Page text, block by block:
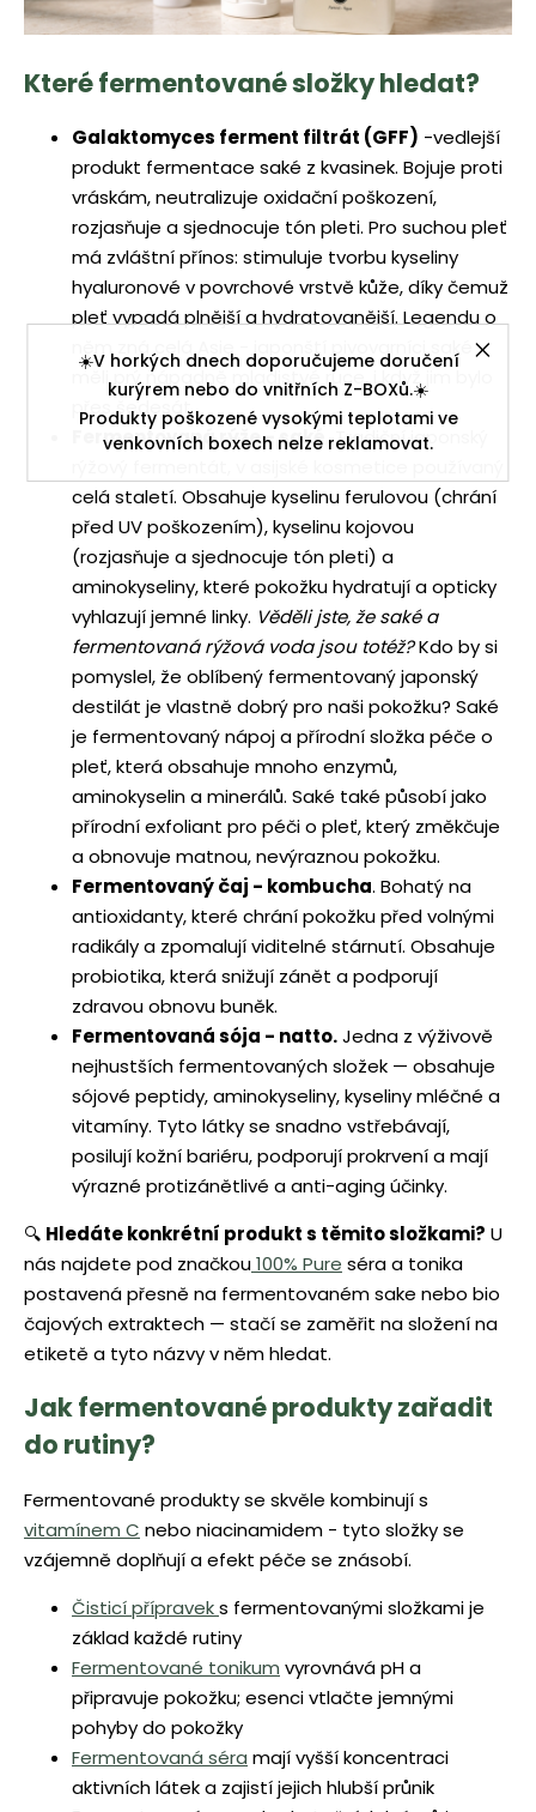
☀️V horkých dnech doporučujeme doručení
kurýrem nebo do vnitřních Z-BOXů.☀️
Produkty poškozené vysokými teplotami ve
venkovních boxech nelze reklamovat.
Které fermentované složky hledat?
Galaktomyces ferment filtrát (GFF) -vedlejší
produkt fermentace saké z kvasinek. Bojuje proti
vráskám, neutralizuje oxidační poškození,
rozjasňuje a sjednocuje tón pleti. Pro suchou pleť
má zvláštní přínos: stimuluje tvorbu kyseliny
hyaluronové v povrchové vrstvě kůže, díky čemuž
pleť vypadá plnější a hydratovanější. Legendu o
něm zná celá Asie - japonští pivovarníci saké
měli prý nápadně mladistvé ruce, i když jim bylo
přes šedesát.
Fermentovaná rýže - saké.Tradiční japonský
celá staletí. Obsahuje kyselinu ferulovou (chrání
před UV poškozením), kyselinu kojovou
(rozjasňuje a sjednocuje tón pleti) a
aminokyseliny, které pokožku hydratují a opticky
vyhlazují jemné linky. Věděli jste, že saké a
fermentovaná rýžová voda jsou totéž?Kdo by si
pomyslel, že oblíbený fermentovaný japonský
destilát je vlastně dobrý pro naši pokožku? Saké
je fermentovaný nápoj a přírodní složka péče o
pleť, která obsahuje mnoho enzymů,
aminokyselin a minerálů. Saké také působí jako
přírodní exfoliant pro péči o pleť, který změkčuje
a obnovuje matnou, nevýraznou pokožku.
Fermentovaný čaj - kombucha. Bohatý na
antioxidanty, které chrání pokožku před volnými
radikály a zpomalují viditelné stárnutí. Obsahuje
probiotika, která snižují zánět a podporují
zdravou obnovu buněk.
Fermentovaná sója - natto.Jedna z výživově
nejhustších fermentovaných složek — obsahuje
sójové peptidy, aminokyseliny, kyseliny mléčné a
vitamíny. Tyto látky se snadno vstřebávají,
posilují kožní bariéru, podporují prokrvení a mají
výrazné protizánětlivé a anti-aging účinky.
🔍 Hledáte konkrétní produkt s těmito složkami? U
nás najdete pod značkou100% Pure séra a tonika
postavená přesně na fermentovaném sake nebo bio
čajových extraktech — stačí se zaměřit na složení na
etiketě a tyto názvy v něm hledat.
Jak fermentované produkty zařadit
do rutiny?
Fermentované produkty se skvěle kombinují s
vitamínem C nebo niacinamidem - tyto složky se
vzájemně doplňují a efekt péče se znásobí.
Čisticí přípraveks fermentovanými složkami je
základ každé rutiny
Fermentované tonikum vyrovnává pH a
připravuje pokožku; esenci vtlačte jemnými
pohyby do pokožky
Fermentovaná séra mají vyšší koncentraci
aktivních látek a zajistí jejich hlubší průnik